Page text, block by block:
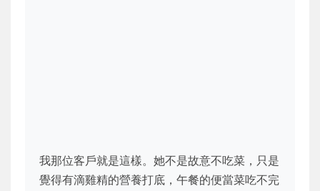
我那位客戶就是這樣。她不是故意不吃菜，只是
覺得有滴雞精的營養打底，午餐的便當菜吃不完